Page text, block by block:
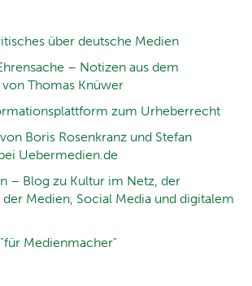
über deutsche Medien
– Notizen aus dem
Thomas Knüwer
zum Urheberrecht
Boris Rosenkranz und Stefan
Uebermedien.de
– Blog zu Kultur im Netz, der
Medien, Social Media und digitalem
Medienmacher"